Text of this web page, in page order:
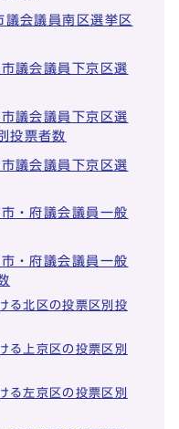
会議員南区選挙区
議会議員下京区選
議会議員下京区選
投票者数
議会議員下京区選
・府議会議員一般
・府議会議員一般
る北区の投票区別投
る上京区の投票区別
る左京区の投票区別